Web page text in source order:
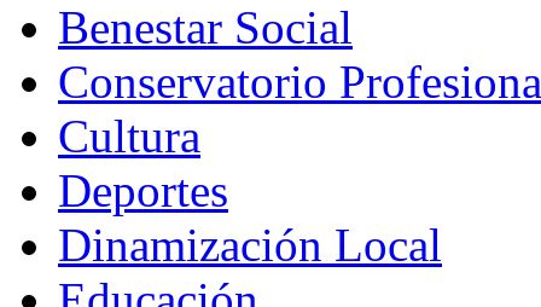
Benestar Social
Conservatorio
Cultura
Deportes
Dinamización Local